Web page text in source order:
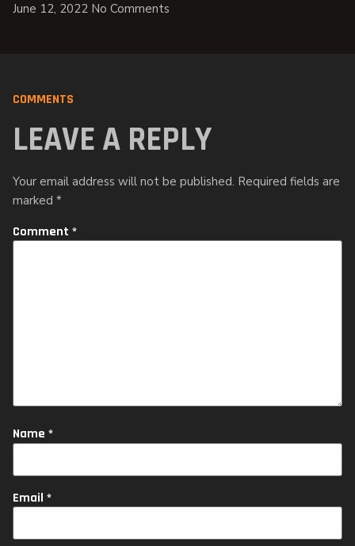
June 12, 2022 No Comments
COMMENTS
LEAVE A REPLY
Your email address will not be published. Required fields are
marked *
Comment *
Name *
Email *